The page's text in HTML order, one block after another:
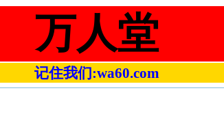
万人堂
记住我们:wa60.com